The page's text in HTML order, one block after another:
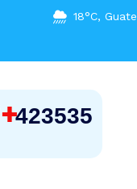
18°C,
+423535